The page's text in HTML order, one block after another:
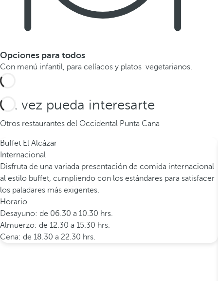
Opciones para todos
Con menú infantil, para celíacos y platos vegetarianos.
Tal vez pueda interesarte
Otros restaurantes del Occidental Punta Cana
Buffet El Alcázar
Internacional
Disfruta de una variada presentación de comida internacional
al estilo buffet, cumpliendo con los estándares para satisfacer
los paladares más exigentes.
Horario
Desayuno: de 06.30 a 10.30 hrs.
Almuerzo: de 12.30 a 15.30 hrs.
Cena: de 18.30 a 22.30 hrs.